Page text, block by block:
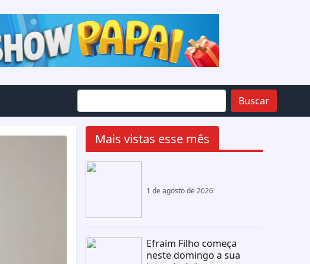
Buscar
Mais vistas esse mês
1 de agosto de 2026
Efraim Filho começa
neste domingo a sua